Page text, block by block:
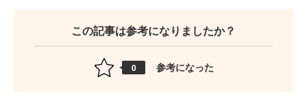
この記事は参考になりましたか？
0 参考になった